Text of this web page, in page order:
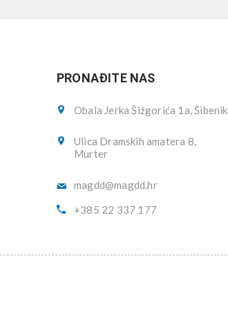
PRONAĐITE NAS
Obala Jerka Šižgorića 1a, Šibenik
Ulica Dramskih amatera 8,
Murter
magdd@magdd.hr
+385 22 337 177